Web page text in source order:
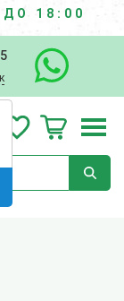
18:00